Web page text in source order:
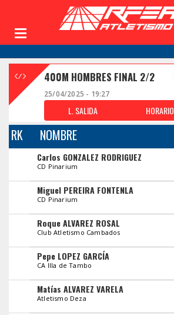
400M HOMBRES FINAL 2/2
25/04/2025 - 19:27
L. SALIDA HORARIO
RK NOMBRE
Carlos GONZALEZ RODRIGUEZ
CD Pinarium
Miguel PEREIRA FONTENLA
CD Pinarium
Roque ALVAREZ ROSAL
Club Atletismo Cambados
Pepe LOPEZ GARCÍA
CA Illa de Tambo
Matías ALVAREZ VARELA
Atletismo Deza